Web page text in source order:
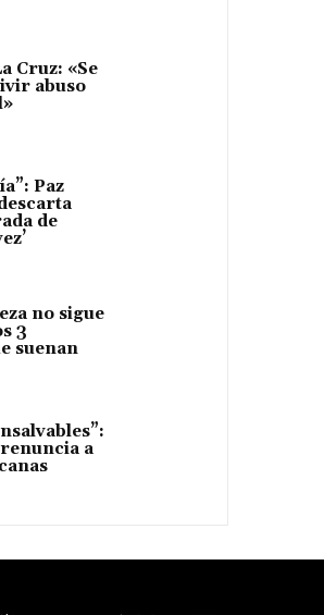
Cruz: «Se
abuso
Paz
de
no sigue
3
suenan
a